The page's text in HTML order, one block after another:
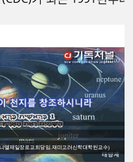
년이 85% 급증가했고 아